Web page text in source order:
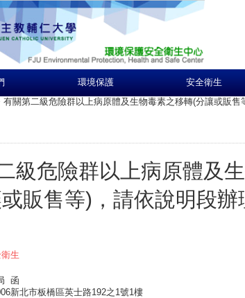
環境保護 安全衛生
有關第二級危險群以上病原體及生物毒素之移轉(分讓或販售
級危險群以上病原體及
販售等)，請依說明段辦
生
局 函
新北市板橋區英士路192之1號1樓